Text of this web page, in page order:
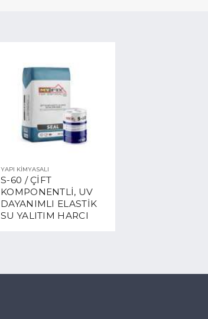
YAPI KİMYASALI
S-60 / ÇİFT
KOMPONENTLİ, UV
DAYANIMLI ELASTİK
SU YALITIM HARCI